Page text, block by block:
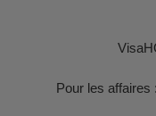
Pour les affaires